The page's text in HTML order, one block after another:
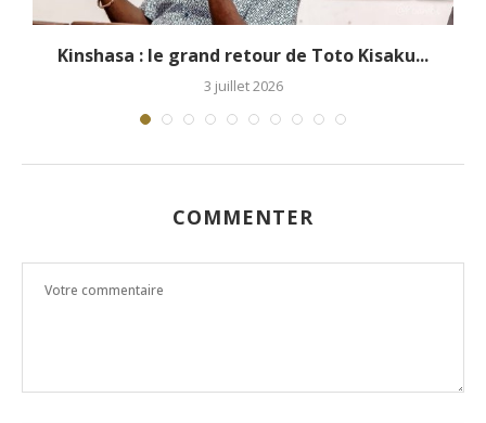
Théâtre National Congolais : les femmes
artistes et...
27 juin 2026